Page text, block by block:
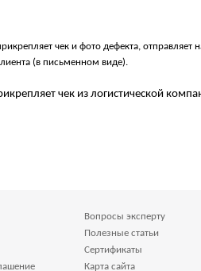
чек и фото дефекта, отправляет
(в письменном виде).
чек из логистической
Вопросы эксперту
Полезные статьи
Сертификаты
Карта сайта